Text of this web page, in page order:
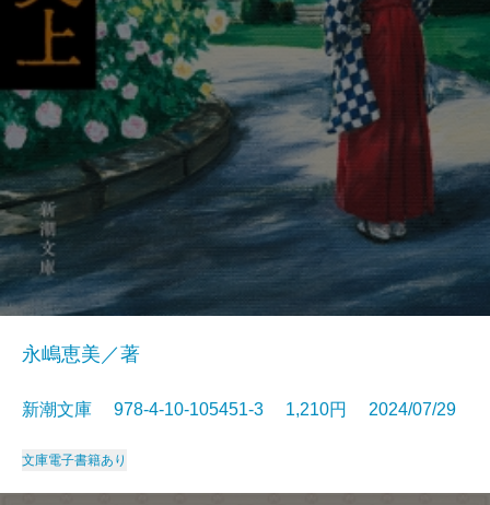
永嶋恵美／著
新潮文庫 978-4-10-105451-3 1,210円 2024/07/29
文庫電子書籍あり